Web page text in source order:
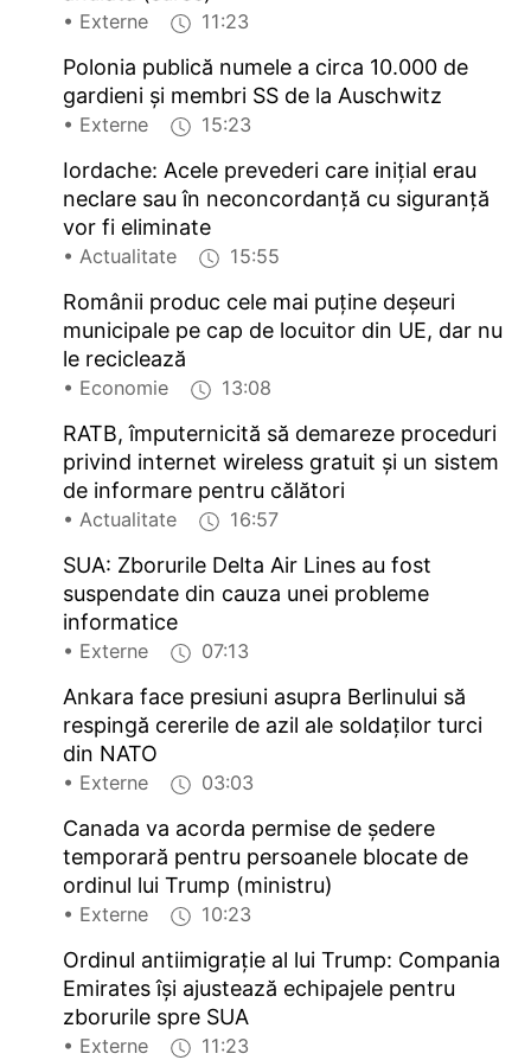
• Externe 11:23
Polonia publică numele a circa 10.000 de
gardieni și membri SS de la Auschwitz
• Externe 15:23
Iordache: Acele prevederi care inițial erau
neclare sau în neconcordanță cu siguranță
vor fi eliminate
• Actualitate 15:55
Românii produc cele mai puține deșeuri
municipale pe cap de locuitor din UE, dar nu
le reciclează
• Economie 13:08
RATB, împuternicită să demareze proceduri
privind internet wireless gratuit și un sistem
de informare pentru călători
• Actualitate 16:57
SUA: Zborurile Delta Air Lines au fost
suspendate din cauza unei probleme
informatice
• Externe 07:13
Ankara face presiuni asupra Berlinului să
respingă cererile de azil ale soldaților turci
din NATO
• Externe 03:03
Canada va acorda permise de ședere
temporară pentru persoanele blocate de
ordinul lui Trump (ministru)
• Externe 10:23
Ordinul antiimigrație al lui Trump: Compania
Emirates își ajustează echipajele pentru
zborurile spre SUA
• Externe 11:23